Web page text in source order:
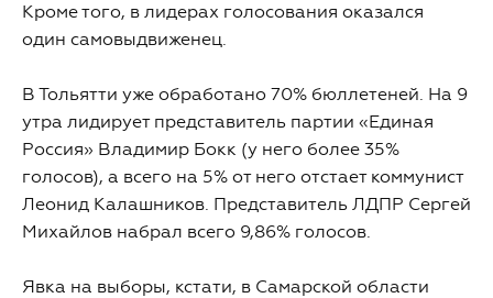
Кроме того, в лидерах голосования оказался
один самовыдвиженец.
В Тольятти уже обработано 70% бюллетеней. На 9
утра лидирует представитель партии «Единая
Россия» Владимир Бокк (у него более 35%
голосов), а всего на 5% от него отстает коммунист
Леонид Калашников. Представитель ЛДПР Сергей
Михайлов набрал всего 9,86% голосов.
Явка на выборы, кстати, в Самарской области